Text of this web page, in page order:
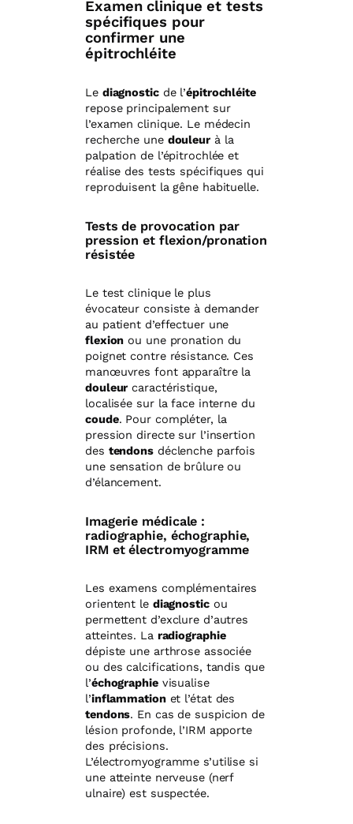
Examen clinique et tests
spécifiques pour
confirmer une
épitrochléite
Le diagnosticde l’épitrochléite
repose principalement sur
l’examen clinique. Le médecin
recherche une douleurà la
palpation de l’épitrochlée et
réalise des tests spécifiques qui
reproduisent la gêne habituelle.
Tests de provocation par
pression et flexion/pronation
résistée
Le test clinique le plus
évocateur consiste à demander
au patient d’effectuer une
flexion ou une pronation du
poignet contre résistance. Ces
manœuvres font apparaître la
douleur caractéristique,
localisée sur la face interne du
coude. Pour compléter, la
pression directe sur l’insertion
des tendonsdéclenche parfois
une sensation de brûlure ou
d’élancement.
Imagerie médicale :
radiographie, échographie,
IRM et électromyogramme
Les examens complémentaires
orientent le diagnosticou
permettent d’exclure d’autres
atteintes. La radiographie
dépiste une arthrose associée
ou des calcifications, tandis que
l’échographievisualise
l’inflammationet l’état des
tendons. En cas de suspicion de
lésion profonde, l’IRM apporte
des précisions.
L’électromyogramme s’utilise si
une atteinte nerveuse (nerf
ulnaire) est suspectée.